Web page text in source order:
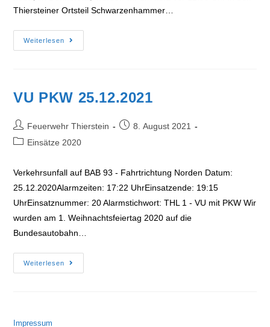
Thiersteiner Ortsteil Schwarzenhammer…
Weiterlesen
Türöffnung
22.10.2020
VU PKW 25.12.2021
Beitrags-
Autor:
Feuerwehr Thierstein
Beitrag8. August 2021
Beitrags-
Einsätze 2020
Verkehrsunfall auf BAB 93 - Fahrtrichtung Norden Datum:
25.12.2020Alarmzeiten: 17:22 UhrEinsatzende: 19:15
UhrEinsatznummer: 20 Alarmstichwort: THL 1 - VU mit PKW Wir
wurden am 1. Weihnachtsfeiertag 2020 auf die
Bundesautobahn…
Weiterlesen
VU
PKW
Impressum